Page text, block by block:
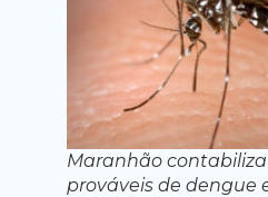
Maranhão contabiliza
prováveis de dengue